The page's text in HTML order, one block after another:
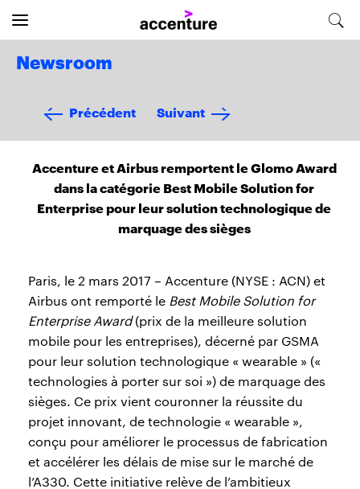
Newsroom
Précédent Suivant
Accenture et Airbus remportent le Glomo Award
dans la catégorie Best Mobile Solution for
Enterprise pour leur solution technologique de
marquage des sièges
Paris, le 2 mars 2017 – Accenture (NYSE : ACN) et
Airbus ont remporté le Best Mobile Solution for
Enterprise Award(prix de la meilleure solution
mobile pour les entreprises), décerné par GSMA
pour leur solution technologique « wearable » («
technologies à porter sur soi ») de marquage des
sièges. Ce prix vient couronner la réussite du
projet innovant, de technologie « wearable »,
conçu pour améliorer le processus de fabrication
et accélérer les délais de mise sur le marché de
l’A330. Cette initiative relève de l’ambitieux